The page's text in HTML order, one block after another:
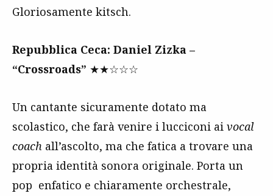
Gloriosamente kitsch.
Repubblica Ceca: Daniel Zizka –
“Crossroads” ★★☆☆☆
Un cantante sicuramente dotato ma
scolastico, che farà venire i lucciconi ai vocal
coach all’ascolto, ma che fatica a trovare una
propria identità sonora originale. Porta un
pop enfatico e chiaramente orchestrale,